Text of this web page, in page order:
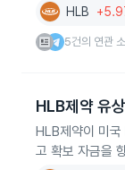
HLB
5건의 연관
HLB제약 유
HLB제약이 미
고 확보 자금을